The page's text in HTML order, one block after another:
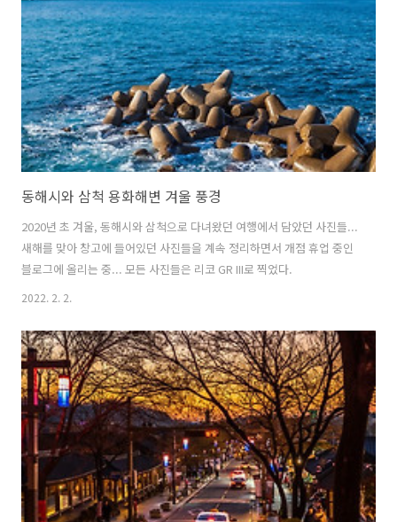
동해시와 삼척 용화해변 겨울 풍경
2020년 초 겨울, 동해시와 삼척으로 다녀왔던 여행에서 담았던 사진들...
새해를 맞아 창고에 들어있던 사진들을 계속 정리하면서 개점 휴업 중인
블로그에 올리는 중... 모든 사진들은 리코 GR III로 찍었다.
2022. 2. 2.